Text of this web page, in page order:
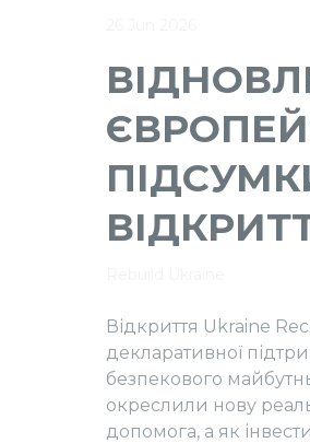
Відкриття Ukraine
декларативної
безпекового
окреслили нову
допомога, а як